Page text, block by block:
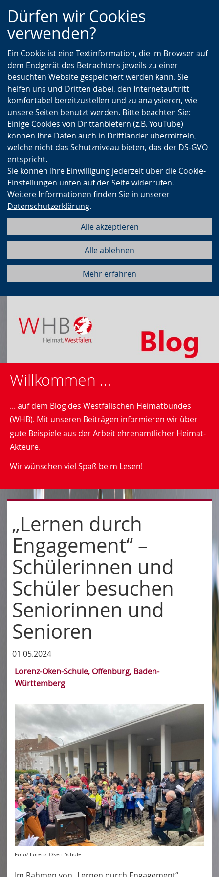
Zur
Hauptnavigation
Zur
Seitennavigation
Zum
Inhalt
Dürfen wir Cookies
verwenden?
Ein Cookie ist eine Textinformation, die im Browser auf
dem Endgerät des Betrachters jeweils zu einer
besuchten Website gespeichert werden kann. Sie
helfen uns und Dritten dabei, den Internetauftritt
komfortabel bereitzustellen und zu analysieren, wie
unsere Seiten benutzt werden. Bitte beachten Sie:
Einige Cookies von Drittanbietern (z.B. YouTube)
können Ihre Daten auch in Drittländer übermitteln,
welche nicht das Schutzniveau bieten, das der DS-GVO
entspricht.
Sie können Ihre Einwilligung jederzeit über die Cookie-
Einstellungen unten auf der Seite widerrufen.
Weitere Informationen finden Sie in unserer
Datenschutzerklärung.
Alle akzeptieren
Alle ablehnen
Mehr erfahren
Willkommen ...
... auf dem Blog des Westfälischen Heimatbundes
(WHB). Mit unseren Beiträgen informieren wir über
gute Beispiele aus der Arbeit ehrenamtlicher Heimat-
Akteure.
Wir wünschen viel Spaß beim Lesen!
„Lernen durch
Engagement“ –
Schülerinnen und
Schüler besuchen
Seniorinnen und
Senioren
01.05.2024
Lorenz-Oken-Schule, Offenburg, Baden-
Württemberg
Foto/ Lorenz-Oken-Schule